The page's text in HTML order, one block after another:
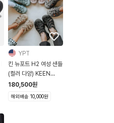
YPT
킨 뉴포트 H2 여성 샌들
(컬러 다양) KEEN
Women's Newport
H2
180,500원
해외배송 10,000원